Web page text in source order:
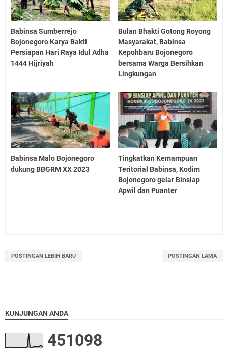
Babinsa Sumberrejo
Bojonegoro Karya Bakti
Persiapan Hari Raya Idul Adha
1444 Hijriyah
Bulan Bhakti Gotong Royong
Masyarakat, Babinsa
Kepohbaru Bojonegoro
bersama Warga Bersihkan
Lingkungan
Babinsa Malo Bojonegoro
dukung BBGRM XX 2023
Tingkatkan Kemampuan
Teritorial Babinsa, Kodim
Bojonegoro gelar Binsiap
Apwil dan Puanter
POSTINGAN LEBIH BARU POSTINGAN LAMA
KUNJUNGAN ANDA
451098